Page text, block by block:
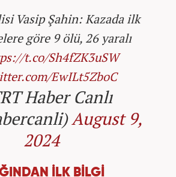
Vasip Şahin: Kazada ilk
göre 9 ölü, 26 yaralı
t.co/Sh4fZK3uSW
EwILt5ZboC
Haber Canlı
August 9,
2024
İLK BİLGİ